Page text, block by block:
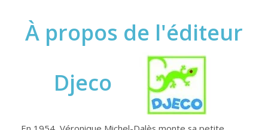
À propos de l'éditeur
Djeco